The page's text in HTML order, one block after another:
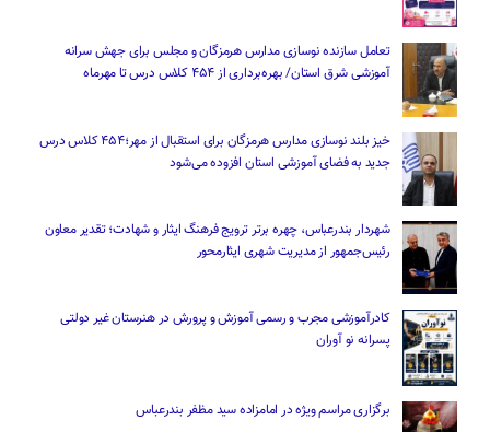
تعامل سازنده نوسازی مدارس هرمزگان و مجلس برای جهش سرانه
آموزشی شرق استان/ بهره‌برداری از ۴۵۴ کلاس درس تا مهرماه
خیز بلند نوسازی مدارس هرمزگان برای استقبال از مهر؛۴۵۴ کلاس درس
جدید به فضای آموزشی استان افزوده می‌شود
شهردار بندرعباس، چهره برتر ترویج فرهنگ ایثار و شهادت؛ تقدیر معاون
رئیس‌جمهور از مدیریت شهری ایثارمحور
کادرآموزشی مجرب و رسمی آموزش و پرورش در هنرستان غیر دولتی
پسرانه نو آوران
برگزاری مراسم ویژه در امامزاده سید مظفر بندرعباس